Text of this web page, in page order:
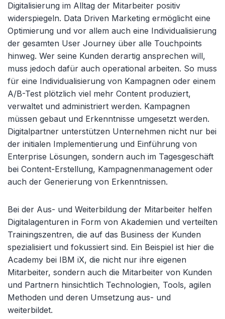
Digitalisierung im Alltag der Mitarbeiter positiv
widerspiegeln. Data Driven Marketing ermöglicht eine
Optimierung und vor allem auch eine Individualisierung
der gesamten User Journey über alle Touchpoints
hinweg. Wer seine Kunden derartig ansprechen will,
muss jedoch dafür auch operational arbeiten. So muss
für eine Individualisierung von Kampagnen oder einem
A/B-Test plötzlich viel mehr Content produziert,
verwaltet und administriert werden. Kampagnen
müssen gebaut und Erkenntnisse umgesetzt werden.
Digitalpartner unterstützen Unternehmen nicht nur bei
der initialen Implementierung und Einführung von
Enterprise Lösungen, sondern auch im Tagesgeschäft
bei Content-Erstellung, Kampagnenmanagement oder
auch der Generierung von Erkenntnissen.
Bei der Aus- und Weiterbildung der Mitarbeiter helfen
Digitalagenturen in Form von Akademien und verteilten
Trainingszentren, die auf das Business der Kunden
spezialisiert und fokussiert sind. Ein Beispiel ist hier die
Academy bei IBM iX, die nicht nur ihre eigenen
Mitarbeiter, sondern auch die Mitarbeiter von Kunden
und Partnern hinsichtlich Technologien, Tools, agilen
Methoden und deren Umsetzung aus- und
weiterbildet.